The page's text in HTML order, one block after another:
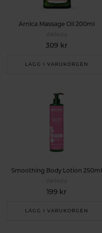
Arnica Massage Oil 200ml
Weleda
309 kr
LÄGG I VARUKORGEN
Smoothing Body Lotion 250ml
Weleda
199 kr
LÄGG I VARUKORGEN